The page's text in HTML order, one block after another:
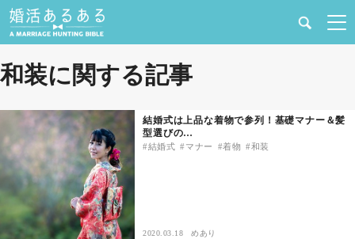
健康
恋愛の悩み
出会い
合コン・街コン
和装に関する記事
結婚式は上品な着物で参列！基礎マナー＆髪
型選びの…
結婚式 マナー 着物 和装
2020.03.18 めあり